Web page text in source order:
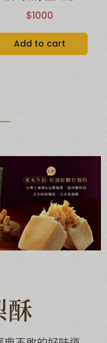
核桃糕/松子茶酥/原
味鳳梨酥(附提袋)
$1000
Add to cart
酥